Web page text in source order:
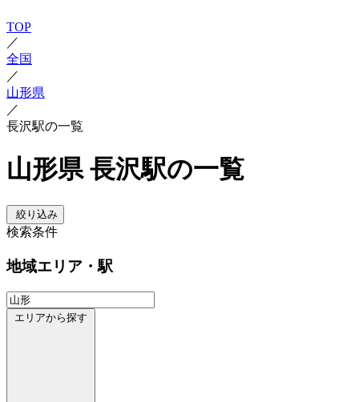
TOP
／
全国
／
山形県
／
長沢駅の一覧
山形県 長沢駅の一覧
絞り込み
検索条件
地域エリア・駅
エリアから探す